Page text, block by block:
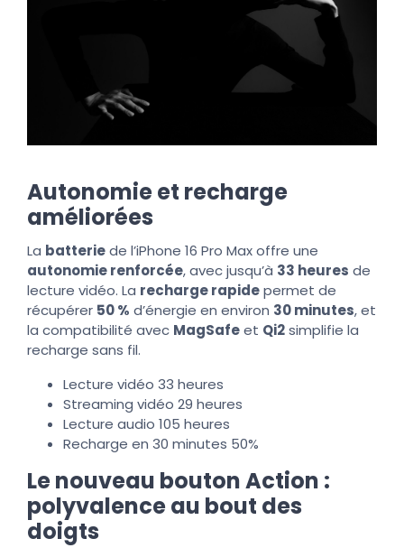
Autonomie et recharge
améliorées
La batteriede l’iPhone 16 Pro Max offre une
autonomie renforcée, avec jusqu’à 33 heures de
lecture vidéo. La recharge rapidepermet de
récupérer 50 % d’énergie en environ 30 minutes, et
la compatibilité avec MagSafeet Qi2simplifie la
recharge sans fil.
Lecture vidéo 33 heures
Streaming vidéo 29 heures
Lecture audio 105 heures
Recharge en 30 minutes 50%
Le nouveau bouton Action :
polyvalence au bout des
doigts